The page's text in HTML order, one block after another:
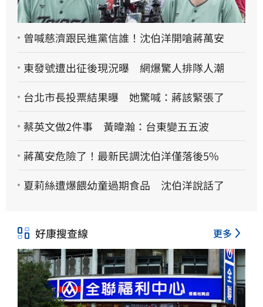
曾喊慈濟跟民進黨信誰！沈伯洋開嗆蔣萬安
東發號遭出征後現況曝 網爆驚人排隊人潮
台北市長投票結果曝 她驚喊：蔣該緊張了
蔡英文做2件事 黃暐瀚：台東變五五波
蔣萬安危險了！最新民調沈伯洋僅落後5%
夏莉絲遭爆餵幼童過期食品 沈伯洋說話了
好康搜查線 更多